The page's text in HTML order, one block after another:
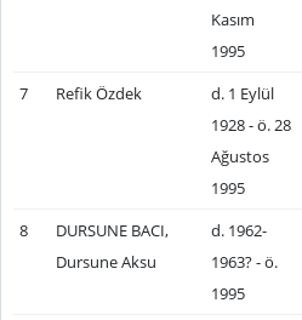
Kasım
1995
7 Refik Özdek
d. 1 Eylül
1928 - ö. 28
Ağustos
1995
8
DURSUNE BACI,
Dursune Aksu
d. 1962-
1963? - ö.
1995